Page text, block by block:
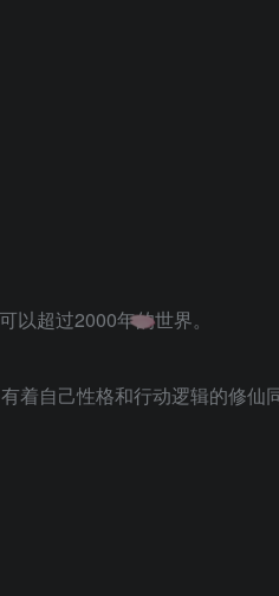
超过2000年的世界。
着自己性格和行动逻辑的修仙